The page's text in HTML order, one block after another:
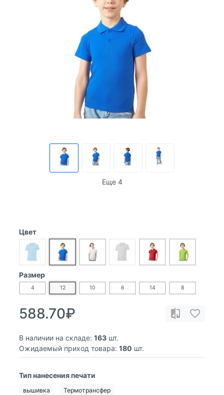
Еще 4
Цвет
Размер
4 12 10 6 14 8
588.70₽
В наличии на складе: 163 шт.
Ожидаемый приход товара: 180 шт.
Тип нанесения печати
вышивка Термотрансфер